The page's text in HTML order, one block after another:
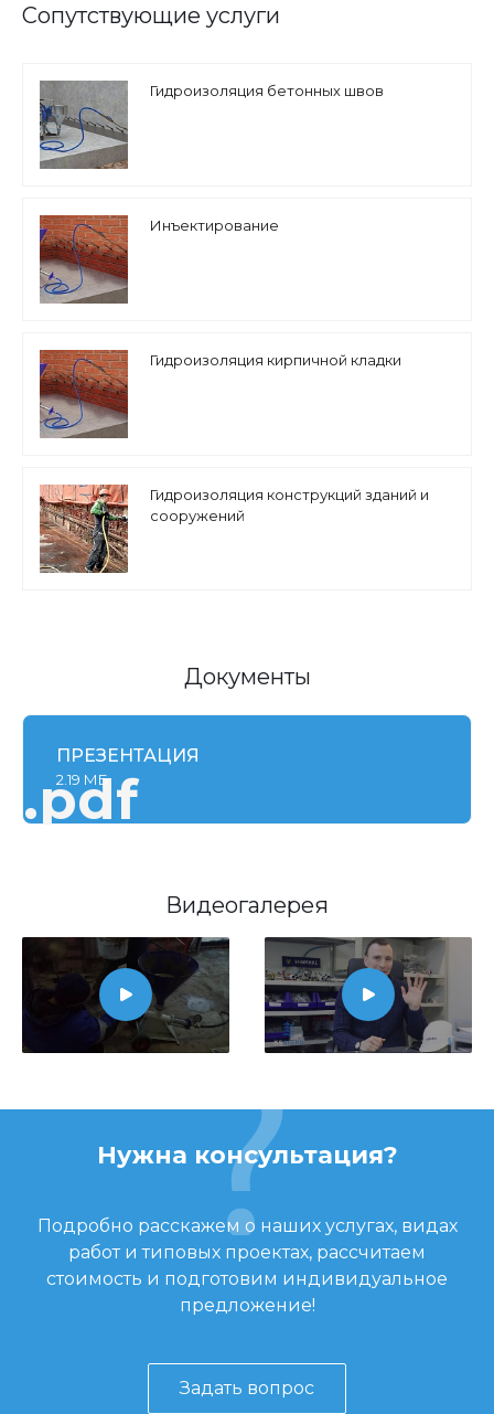
Сопутствующие услуги
Гидроизоляция бетонных швов
Инъектирование
Гидроизоляция кирпичной кладки
Гидроизоляция конструкций зданий и
сооружений
Документы
ПРЕЗЕНТАЦИЯ
2.19 МБ
.pdf
Видеогалерея
Нужна консультация?
Подробно расскажем о наших услугах, видах
работ и типовых проектах, рассчитаем
стоимость и подготовим индивидуальное
предложение!
Задать вопрос